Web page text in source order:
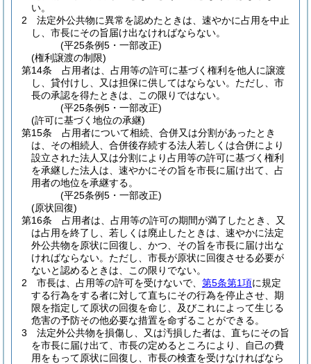
い。
2
法定外公共物に異常を認めたときは、速やかに占用を中止
し、市長にその旨届け出なければならない。
(平25条例5・一部改正)
(権利譲渡の制限)
第14条
占用者は、占用等の許可に基づく権利を他人に譲渡
し、貸付けし、又は担保に供してはならない。 ただし、市
長の承認を得たときは、この限りではない。
(平25条例5・一部改正)
(許可に基づく地位の承継)
第15条
占用者について相続、合併又は分割があったとき
は、その相続人、合併後存続する法人若しくは合併により
設立された法人又は分割により占用等の許可に基づく権利
を承継した法人は、速やかにその旨を市長に届け出て、占
用者の地位を承継する。
(平25条例5・一部改正)
(原状回復)
第16条
占用者は、占用等の許可の期間が満了したとき、又
は占用を終了し、若しくは廃止したときは、速やかに法定
外公共物を原状に回復し、かつ、その旨を市長に届け出な
ければならない。 ただし、市長が原状に回復させる必要が
ないと認めるときは、この限りでない。
2
市長は、占用等の許可を受けないで、 第5条第1項に規定
する行為をする者に対して直ちにその行為を停止させ、期
限を指定して原状の回復を命じ、及びこれによって生じる
危害の予防その他必要な措置を命ずることができる。
3
法定外公共物を損傷し、又は汚損した者は、直ちにその旨
を市長に届け出て、市長の定めるところにより、自己の費
用をもって原状に回復し、市長の検査を受けなければなら